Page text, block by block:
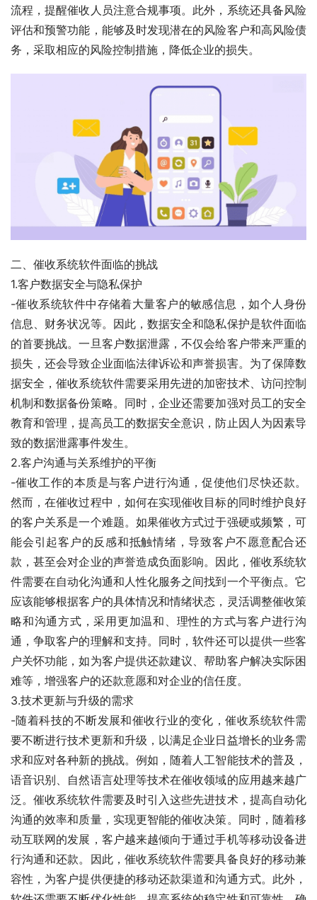
流程，提醒催收人员注意合规事项。此外，系统还具备风险
评估和预警功能，能够及时发现潜在的风险客户和高风险债
务，采取相应的风险控制措施，降低企业的损失。
二、催收系统软件面临的挑战
1.客户数据安全与隐私保护
-催收系统软件中存储着大量客户的敏感信息，如个人身份
信息、财务状况等。因此，数据安全和隐私保护是软件面临
的首要挑战。一旦客户数据泄露，不仅会给客户带来严重的
损失，还会导致企业面临法律诉讼和声誉损害。为了保障数
据安全，催收系统软件需要采用先进的加密技术、访问控制
机制和数据备份策略。同时，企业还需要加强对员工的安全
教育和管理，提高员工的数据安全意识，防止因人为因素导
致的数据泄露事件发生。
2.客户沟通与关系维护的平衡
-催收工作的本质是与客户进行沟通，促使他们尽快还款。
然而，在催收过程中，如何在实现催收目标的同时维护良好
的客户关系是一个难题。如果催收方式过于强硬或频繁，可
能会引起客户的反感和抵触情绪，导致客户不愿意配合还
款，甚至会对企业的声誉造成负面影响。因此，催收系统软
件需要在自动化沟通和人性化服务之间找到一个平衡点。它
应该能够根据客户的具体情况和情绪状态，灵活调整催收策
略和沟通方式，采用更加温和、理性的方式与客户进行沟
通，争取客户的理解和支持。同时，软件还可以提供一些客
户关怀功能，如为客户提供还款建议、帮助客户解决实际困
难等，增强客户的还款意愿和对企业的信任度。
3.技术更新与升级的需求
-随着科技的不断发展和催收行业的变化，催收系统软件需
要不断进行技术更新和升级，以满足企业日益增长的业务需
求和应对各种新的挑战。例如，随着人工智能技术的普及，
语音识别、自然语言处理等技术在催收领域的应用越来越广
泛。催收系统软件需要及时引入这些先进技术，提高自动化
沟通的效率和质量，实现更智能的催收决策。同时，随着移
动互联网的发展，客户越来越倾向于通过手机等移动设备进
行沟通和还款。因此，催收系统软件需要具备良好的移动兼
容性，为客户提供便捷的移动还款渠道和沟通方式。此外，